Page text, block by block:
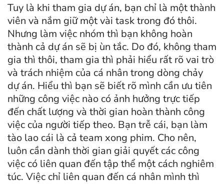
Tuy là khi tham gia dự án, bạn chỉ là một thành
viên và nắm giữ một vài task trong đó thôi.
Nhưng làm việc nhóm thì bạn không hoàn
thành cả dự án sẽ bị ùn tắc. Do đó, không tham
gia thì thôi, tham gia thì phải hiểu rất rõ vai trò
và trách nhiệm của cá nhân trong dòng chảy
dự án. Hiểu thì bạn sẽ biết rõ mình cần ưu tiên
những công việc nào có ảnh hưởng trực tiếp
đến chất lượng và thời gian hoàn thành công
việc của người tiếp theo. Bạn trễ cái, bạn làm
tào lao cái là cả team xong phim. Cho nên,
luôn cần dành thời gian giải quyết các công
việc có liên quan đến tập thể một cách nghiêm
túc. Việc chỉ liên quan đến cá nhân mình thì